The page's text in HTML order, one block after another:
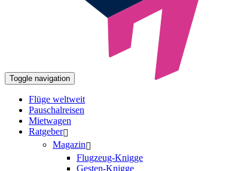
Toggle navigation
Flüge weltweit
Pauschalreisen
Mietwagen
Ratgeber
Magazin
Flugzeug-Knigge
Gesten-Knigge